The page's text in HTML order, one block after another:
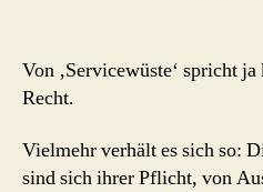
Von ‚Servicewüste‘ spricht
Recht.
Vielmehr verhält es sich so:
sind sich ihrer Pflicht, von